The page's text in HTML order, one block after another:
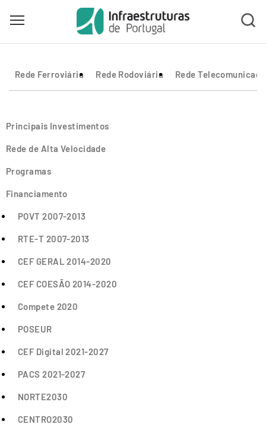
main
content
Toggle main menu visibility
Rede Ferroviária Rede Rodoviária Rede
Principais Investimentos
Rede de Alta Velocidade
Programas
Financiamento
POVT 2007-2013
RTE-T 2007-2013
CEF GERAL 2014-2020
CEF COESÃO 2014-2020
Compete 2020
POSEUR
CEF Digital 2021-2027
PACS 2021-2027
NORTE2030
CENTRO2030